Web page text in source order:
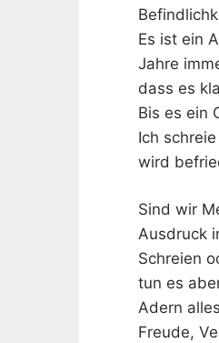
Es ist ein
Jahre
dass es
Bis es ein
Ich
wird
Sind wir
Ausdruck
Schreien
tun es
Adern
Freude,